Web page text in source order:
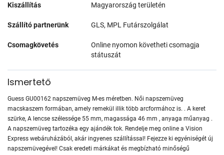
Kiszállítás Magyarország területén
Szállító partnerünk GLS, MPL Futárszolgálat
Csomagkövetés
Online nyomon követheti csomagja
státuszát
Ismertető
Guess GU00162 napszemüveg M-es méretben. Női napszemüveg
macskaszem formában, amely remekül illik több arcformához is. . A keret
szürke, A lencse szélessége 55 mm, magassága 46 mm , anyaga műanyag .
A napszemüveg tartozéka egy ajándék tok. Rendelje meg online a Vision
Express webáruházából, akár ingyenes szállítással! Fejezze ki egyéniségét új
napszemüvegével! Csak eredeti márkákat és megbízható minőségű